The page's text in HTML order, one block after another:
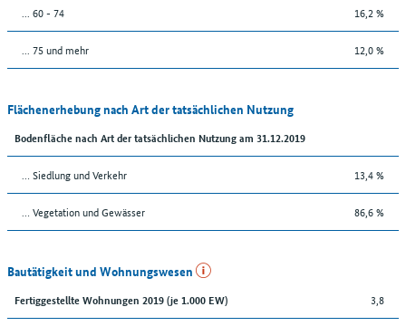
... 60 - 74 16,2 %
... 75 und mehr 12,0 %
Flächenerhebung nach Art der tatsächlichen Nutzung
Bodenfläche nach Art der tatsächlichen Nutzung am 31.12.2019
… Siedlung und Verkehr 13,4 %
… Vegetation und Gewässer 86,6 %
Bautätigkeit und Wohnungswesen
Fertiggestellte Wohnungen 2019 (je 1.000 EW) 3,8